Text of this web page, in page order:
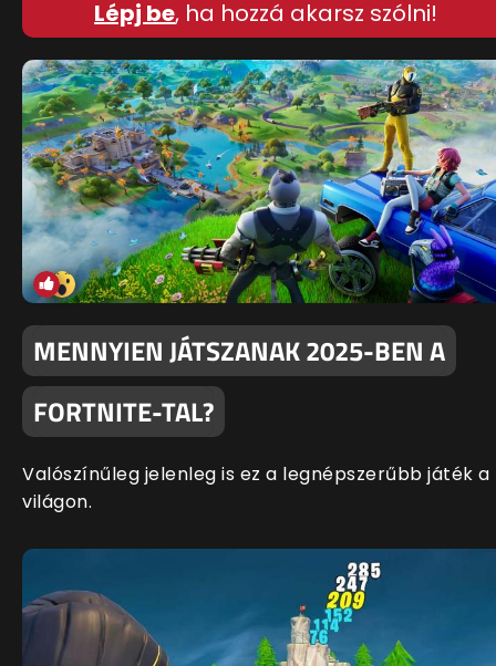
Lépj be, ha hozzá akarsz szólni!
MENNYIEN JÁTSZANAK 2025-BEN A
FORTNITE-TAL?
Valószínűleg jelenleg is ez a legnépszerűbb játék a
világon.